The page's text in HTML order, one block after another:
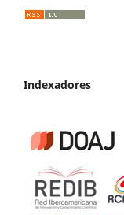
Indexadores